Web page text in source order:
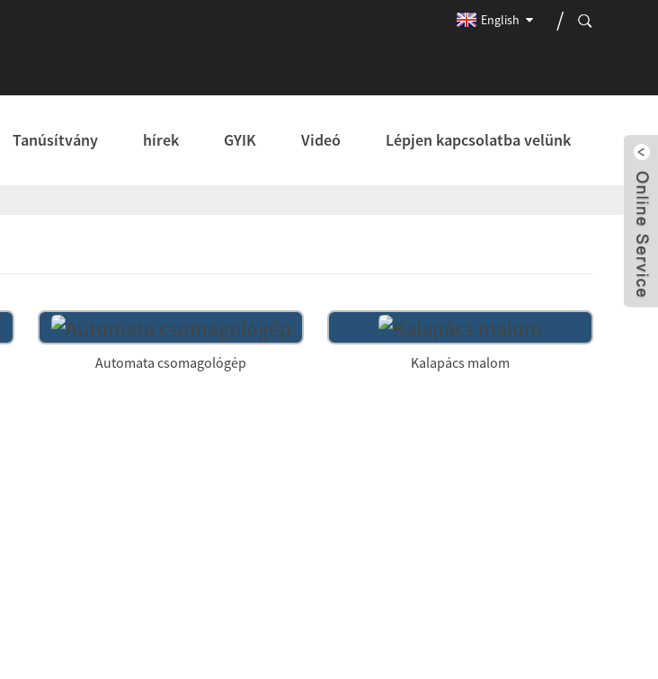
English
Tanúsítvány hírek GYIK Videó Lépjen kapcsolatba velünk
Automata csomagológép Kalapács malom